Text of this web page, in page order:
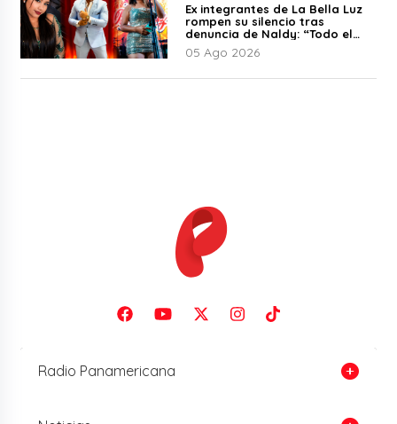
Ex integrantes de La Bella Luz
rompen su silencio tras
denuncia de Naldy: “Todo el
mundo lo sabía”
05 Ago 2026
Radio Panamericana